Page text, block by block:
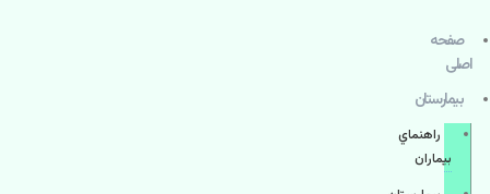
صفحه
اصلی
بيمارستان
راهنماي
بیماران